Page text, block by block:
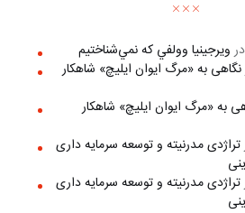
در ويرجينيا وولفي كه نمي‌شناختيم
نگاهی به «مرگ ايوان ايليچ» شاهکار
به «مرگ ايوان ايليچ» شاهکار
تراژدی مدرنیته و توسعه سرمایه داری
تراژدی مدرنیته و توسعه سرمایه داری